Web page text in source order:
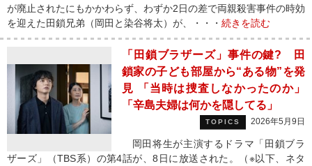
が廃止されたにもかかわらず、わずか2日の差で両親殺害事件の時効
を迎えた田鎖兄弟（岡田と染谷将太）が、・・・ 続きを読む
「田鎖ブラザーズ」事件の鍵? 田
鎖家の子ども部屋から“ある物”を発
見 「当時は捜査しなかったのか」
「辛島夫婦は何かを隠してる」
TOPICS 2026年5月9日
岡田将生が主演するドラマ「田鎖ブラ
ザーズ」（TBS系）の第4話が、8日に放送された。（※以下、ネタ